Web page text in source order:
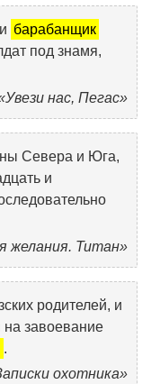
барабанщик
под знамя,
нас, Пегас»
Севера и Юга,
и
желания. Титан»
родителей, и
завоевание
.
охотника»